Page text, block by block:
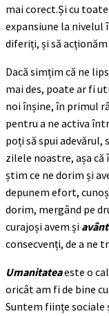
mai corect.Și cu
expansiune la
diferiți, și să
Dacă simțim că ne
mai des, poate ar fi
noi înșine, în primul
pentru a ne activa
poți să spui adevărul,
zilele noastre, așa că
știm ce ne dorim și
depunem efort,
dorim, mergând pe
curajoși avem și
consecvenți, de a ne
Umanitateaeste o
oricât am fi de bine
Suntem ființe